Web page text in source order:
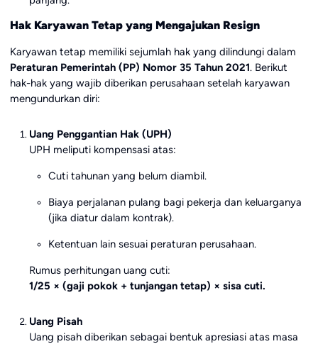
Hak Karyawan Tetap yang Mengajukan Resign
Karyawan tetap memiliki sejumlah hak yang dilindungi dalam
Peraturan Pemerintah (PP) Nomor 35 Tahun 2021. Berikut
hak-hak yang wajib diberikan perusahaan setelah karyawan
mengundurkan diri:
Uang Penggantian Hak (UPH)
UPH meliputi kompensasi atas:
Cuti tahunan yang belum diambil.
Biaya perjalanan pulang bagi pekerja dan keluarganya
(jika diatur dalam kontrak).
Ketentuan lain sesuai peraturan perusahaan.
Rumus perhitungan uang cuti:
1/25 × (gaji pokok + tunjangan tetap) × sisa cuti.
Uang Pisah
Uang pisah diberikan sebagai bentuk apresiasi atas masa